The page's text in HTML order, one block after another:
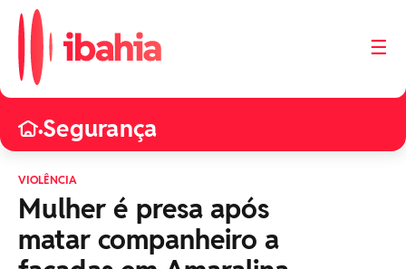
☰
•Segurança
VIOLÊNCIA
Mulher é presa após
matar companheiro a